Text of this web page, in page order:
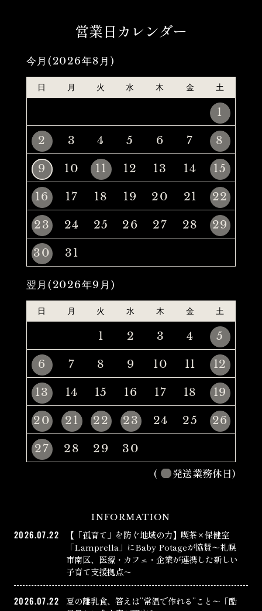
営業日カレンダー
今月(2026年8月)
日 月 火 水 木 金 土
1
2
3 4 5 6 7
8
9
10 11 12 13 14
15
16
17 18 19 20 21
22
23
24 25 26 27 28
29
30
31
翌月(2026年9月)
日 月 火 水 木 金 土
1 2 3 4
5
6
7 8 9 10 11
12
13
14 15 16 17 18
19
20
21 22 23 24 25
26
27
28 29
30
(
発送業務休日)
INFORMATION
2026.07.22
【「孤育て」を防ぐ地域の力】喫茶×保健室
「Lamprella」にBaby Potageが協賛〜札幌
市南区、医療・カフェ・企業が連携した新しい
子育て支援拠点〜
2026.07.22
夏の離乳食、答えは”常温で作れる”こと〜「酷